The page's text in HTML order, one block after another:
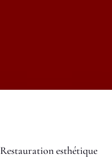
Restauration esthétique